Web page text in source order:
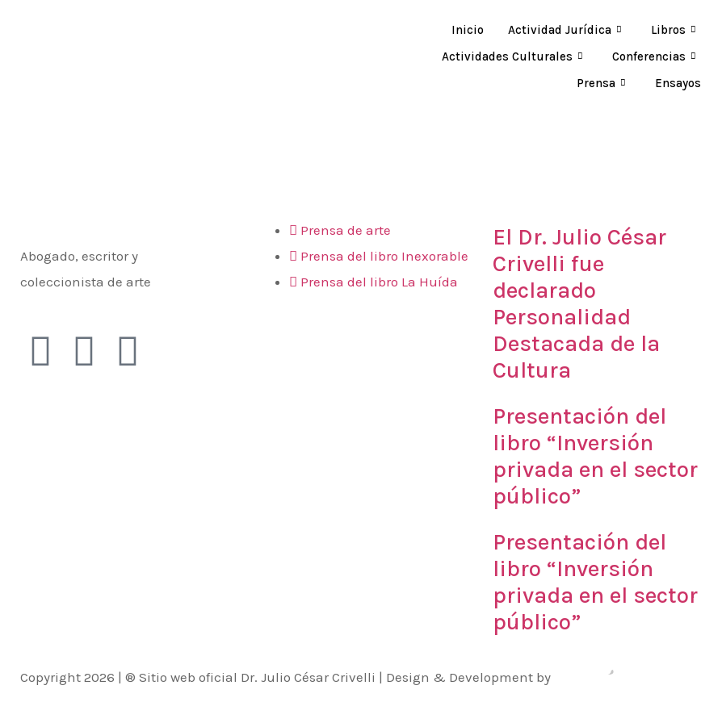
Inicio Actividad Jurídica
Libros
Actividades Culturales
Conferencias
Prensa
Ensayos
Abogado, escritor y
coleccionista de arte
Prensa de arte
Prensa del libro Inexorable
Prensa del libro La Huída
El Dr. Julio César
Crivelli fue
declarado
Personalidad
Destacada de la
Cultura
Presentación del
libro “Inversión
privada en el sector
público”
Presentación del
libro “Inversión
privada en el sector
público”
Copyright 2026 | ® Sitio web oficial Dr. Julio César Crivelli | Design & Development by